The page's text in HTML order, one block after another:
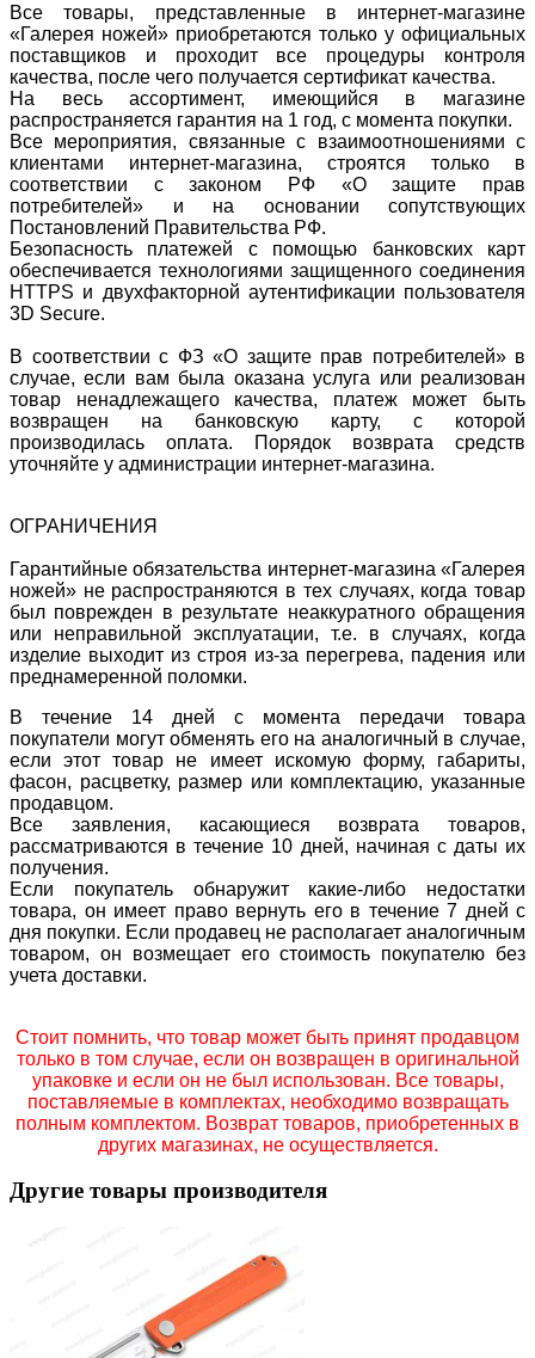
Все товары, представленные в интернет-магазине
«Галерея ножей» приобретаются только у официальных
поставщиков и проходит все процедуры контроля
качества, после чего получается сертификат качества.
На весь ассортимент, имеющийся в магазине
распространяется гарантия на 1 год, с момента покупки.
Все мероприятия, связанные с взаимоотношениями с
клиентами интернет-магазина, строятся только в
соответствии с законом РФ «О защите прав
потребителей» и на основании сопутствующих
Постановлений Правительства РФ.
Безопасность платежей с помощью банковских карт
обеспечивается технологиями защищенного соединения
HTTPS и двухфакторной аутентификации пользователя
3D Secure.
В соответствии с ФЗ «О защите прав потребителей» в
случае, если вам была оказана услуга или реализован
товар ненадлежащего качества, платеж может быть
возвращен на банковскую карту, с которой
производилась оплата. Порядок возврата средств
уточняйте у администрации интернет-магазина.
ОГРАНИЧЕНИЯ
Гарантийные обязательства интернет-магазина «Галерея
ножей» не распространяются в тех случаях, когда товар
был поврежден в результате неаккуратного обращения
или неправильной эксплуатации, т.е. в случаях, когда
изделие выходит из строя из-за перегрева, падения или
преднамеренной поломки.
В течение 14 дней с момента передачи товара
покупатели могут обменять его на аналогичный в случае,
если этот товар не имеет искомую форму, габариты,
фасон, расцветку, размер или комплектацию, указанные
продавцом.
Все заявления, касающиеся возврата товаров,
рассматриваются в течение 10 дней, начиная с даты их
получения.
Если покупатель обнаружит какие-либо недостатки
товара, он имеет право вернуть его в течение 7 дней с
дня покупки. Если продавец не располагает аналогичным
товаром, он возмещает его стоимость покупателю без
учета доставки.
Стоит помнить, что товар может быть принят продавцом
только в том случае, если он возвращен в оригинальной
упаковке и если он не был использован. Все товары,
поставляемые в комплектах, необходимо возвращать
полным комплектом. Возврат товаров, приобретенных в
других магазинах, не осуществляется.
Другие товары производителя